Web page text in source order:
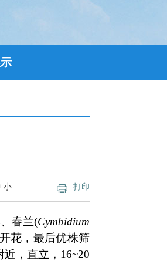
打印
小
春兰(Cymbidium
花，最后优株筛
，直立，16~20